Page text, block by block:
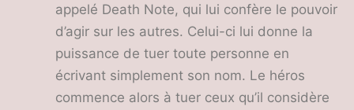
appelé Death Note, qui lui confère le pouvoir
d’agir sur les autres. Celui-ci lui donne la
puissance de tuer toute personne en
écrivant simplement son nom. Le héros
commence alors à tuer ceux qu’il considère